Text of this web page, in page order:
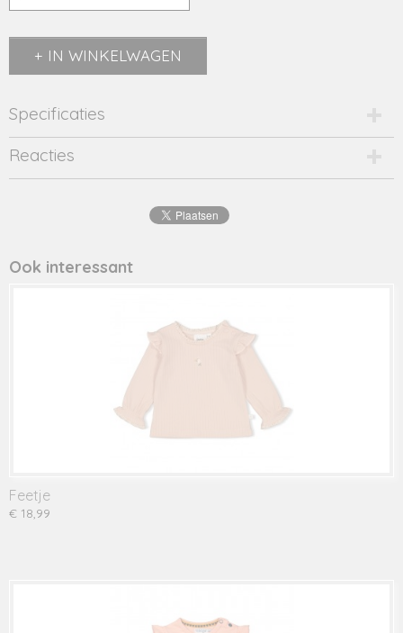
IN WINKELWAGEN
Specificaties
Productcode
901085 red-16319
Productcode leverancier
Reacties
Ook interessant
Feetje
€ 18,99